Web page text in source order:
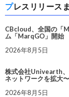
プレスリリース
CBcloud、全国の「
ム「MarqGO」開始
2026年8月5日
株式会社Univearth、
ネットワークを拡大〜
2026年8月5日